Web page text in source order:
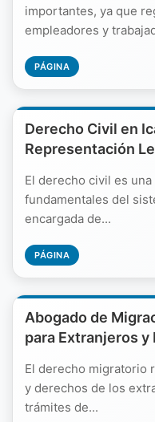
importantes, ya que
empleadores y
PÁGINA
Derecho Civil en
Representación
El derecho civil es
fundamentales del
encargada de...
PÁGINA
Abogado de
para Extranjeros y
El derecho migratorio
y derechos de los
trámites de...